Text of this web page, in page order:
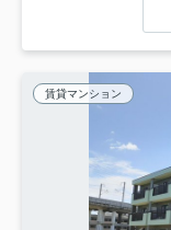
賃貸マンション